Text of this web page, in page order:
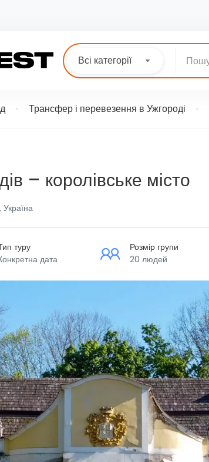
Всі категорії
Трансфер і перевезення в Ужгороді
– королівське місто
Україна
туру
дата
Розмір групи
20 людей